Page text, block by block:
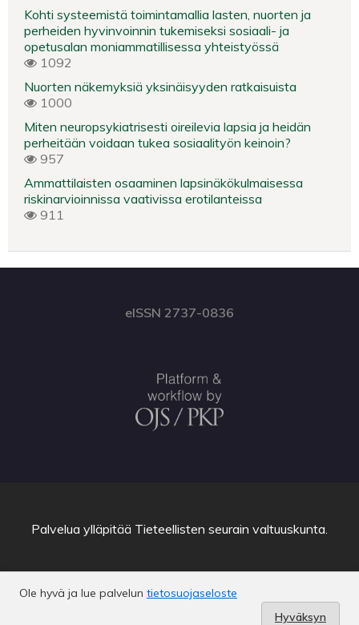
Kohti systeemistä toimintamallia lasten, nuorten ja
perheiden hyvinvoinnin tukemiseksi sosiaali- ja
opetusalan moniammatillisessa yhteistyössä
1092
Nuorten näkemyksiä yksinäisyyden ratkaisuista
1000
Miten neuropsykiatrisesti oireilevia lapsia ja heidän
perheitään voidaan tukea sosiaalityön keinoin?
957
Ammattilaisten osaaminen lapsinäkökulmaisessa
riskinarvioinnissa vaativissa erotilanteissa
911
eISSN 2737-0836
Ole hyvä ja lue palvelun tietosuojaseloste
Hyväksyn
Palvelua ylläpitää Tieteellisten seurain valtuuskunta